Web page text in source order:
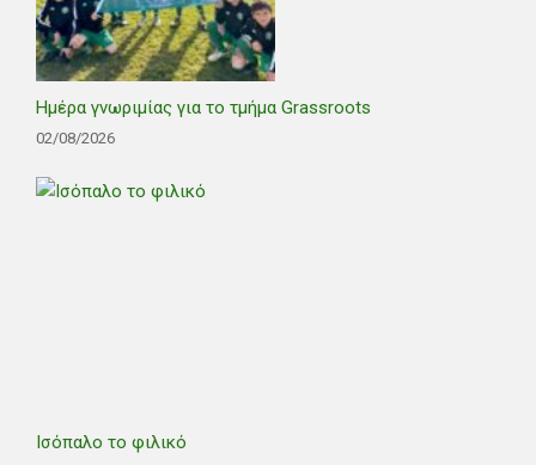
Ημέρα γνωριμίας για το τμήμα Grassroots
02/08/2026
Ισόπαλο το φιλικό